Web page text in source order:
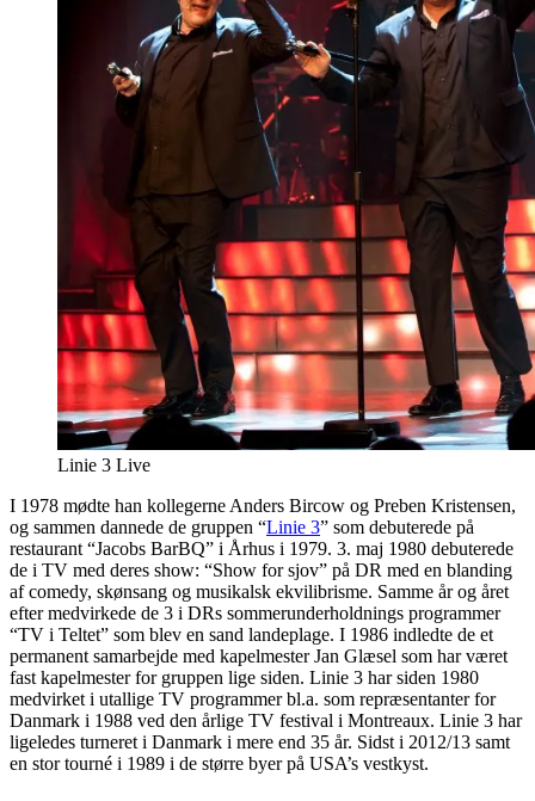
Linie 3 Live
I 1978 mødte han kollegerne Anders Bircow og Preben Kristensen,
og sammen dannede de gruppen “Linie 3” som debuterede på
restaurant “Jacobs BarBQ” i Århus i 1979. 3. maj 1980 debuterede
de i TV med deres show: “Show for sjov” på DR med en blanding
af comedy, skønsang og musikalsk ekvilibrisme. Samme år og året
efter medvirkede de 3 i DRs sommerunderholdnings programmer
“TV i Teltet” som blev en sand landeplage. I 1986 indledte de et
permanent samarbejde med kapelmester Jan Glæsel som har været
fast kapelmester for gruppen lige siden. Linie 3 har siden 1980
medvirket i utallige TV programmer bl.a. som repræsentanter for
Danmark i 1988 ved den årlige TV festival i Montreaux. Linie 3 har
ligeledes turneret i Danmark i mere end 35 år. Sidst i 2012/13 samt
en stor tourné i 1989 i de større byer på USA’s vestkyst.